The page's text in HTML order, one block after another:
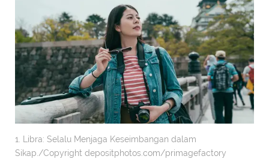
1. Libra: Selalu Menjaga Keseimbangan dalam
Sikap./Copyright depositphotos.com/primagefactory